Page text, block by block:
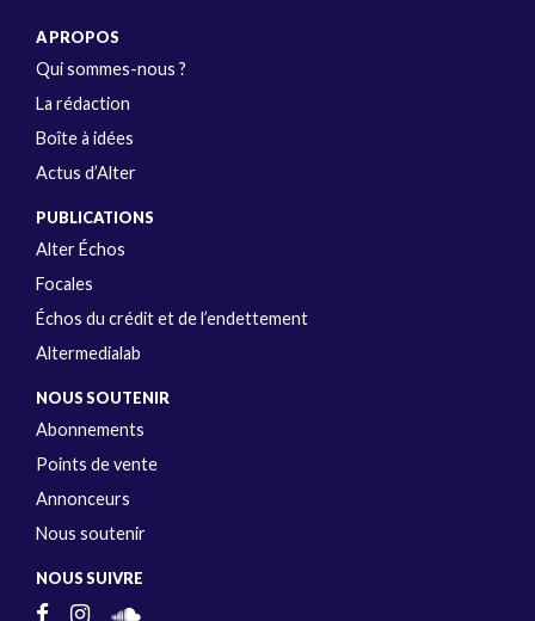
A PROPOS
Qui sommes-nous ?
La rédaction
Boîte à idées
Actus d’Alter
PUBLICATIONS
Alter Échos
Focales
Échos du crédit et de l’endettement
Altermedialab
NOUS SOUTENIR
Abonnements
Points de vente
Annonceurs
Nous soutenir
NOUS SUIVRE